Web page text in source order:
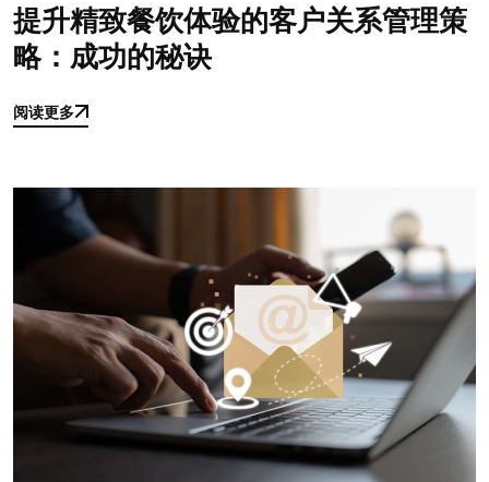
提升精致餐饮体验的客户关系管理策
略：成功的秘诀
阅读更多
阅读更多